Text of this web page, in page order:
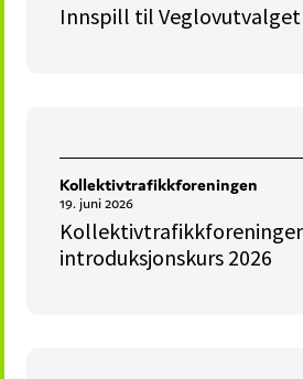
Innspill til Veglovutvalget
Kollektivtrafikkforeningen
19. juni 2026
introduksjonskurs 2026